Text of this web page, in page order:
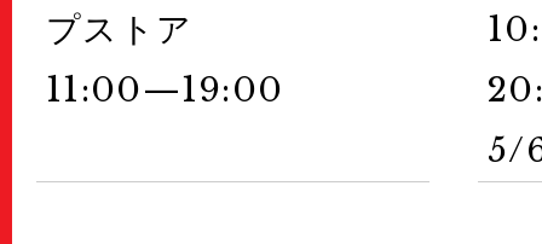
プストア
11:00—19:00
5/